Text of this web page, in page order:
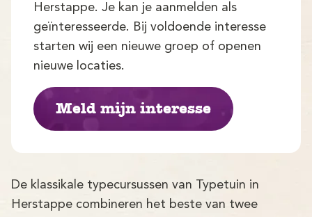
Aanmelden
Herstappe. Je kan je aanmelden als
geïnteresseerde. Bij voldoende interesse
starten wij een nieuwe groep of openen
nieuwe locaties.
Meld mijn interesse
De klassikale typecursussen van Typetuin in
Herstappe combineren het beste van twee